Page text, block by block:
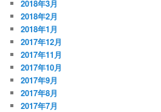
2018年3月
2018年2月
2018年1月
2017年12月
2017年11月
2017年10月
2017年9月
2017年8月
2017年7月